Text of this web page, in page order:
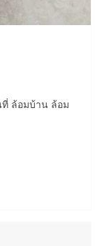
ล้อมบ้าน ล้อม